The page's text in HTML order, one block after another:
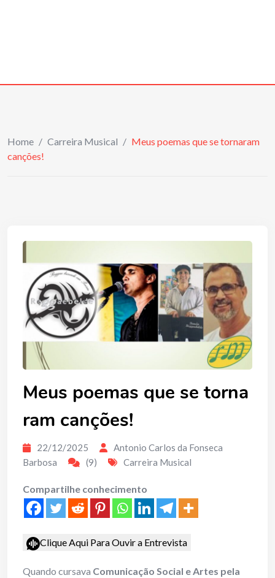
Home / Carreira Musical / Meus poemas que se tornaram
canções!
Meus poemas que se torna
ram canções!
22/12/2025
Antonio Carlos da Fonseca
Barbosa
(9) Carreira Musical
Compartilhe conhecimento
Clique Aqui Para Ouvir a Entrevista
Quando cursava Comunicação Social e Artes pela